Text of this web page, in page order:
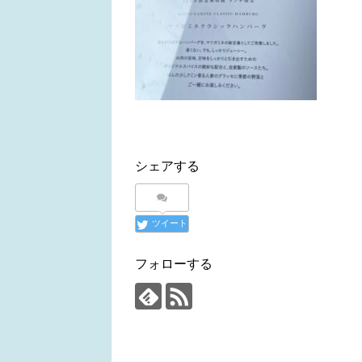
シェアする
ツイート
フォローする